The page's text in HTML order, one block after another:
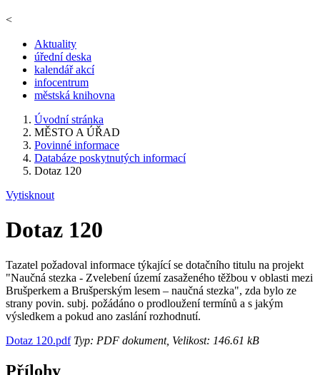
<
Aktuality
úřední deska
kalendář akcí
infocentrum
městská knihovna
Úvodní stránka
MĚSTO A ÚŘAD
Povinné informace
Databáze poskytnutých informací
Dotaz 120
Vytisknout
Dotaz 120
Tazatel požadoval informace týkající se dotačního titulu na projekt
"Naučná stezka - Zvelebení území zasaženého těžbou v oblasti mezi
Brušperkem a Brušperským lesem – naučná stezka", zda bylo ze
strany povin. subj. požádáno o prodloužení termínů a s jakým
výsledkem a pokud ano zaslání rozhodnutí.
Dotaz 120.pdfTyp: PDF dokument, Velikost: 146.61 kB
Přílohy